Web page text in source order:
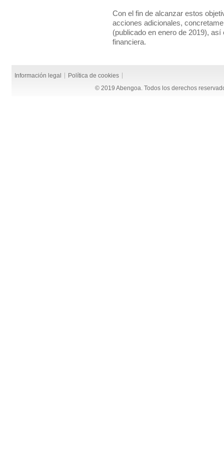
Con el fin de alcanzar estos
acciones adicionales,
(publicado en enero de 2019),
financiera.
Información legal Política de cookies
© 2019 Abengoa. Todos los derechos